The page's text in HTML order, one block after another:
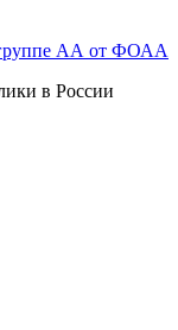
АА от ФОАА
в России